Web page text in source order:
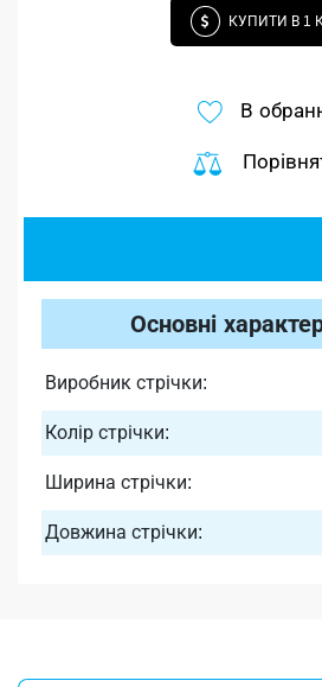
КУПИТИ В 1
В
Основні
Виробник стрічки:
Колір стрічки:
Ширина стрічки:
Довжина стрічки: